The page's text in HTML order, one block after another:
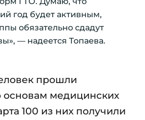
год будет активным,
обязательно сдадут
— надеется Топаева.
прошли
основам медицинских
100 из них получили